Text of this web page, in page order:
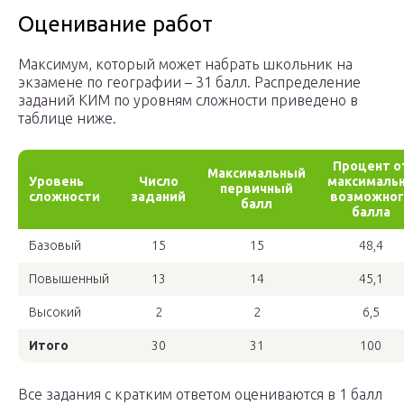
Оценивание работ
Максимум, который может набрать школьник на
экзамене по географии – 31 балл. Распределение
заданий КИМ по уровням сложности приведено в
таблице ниже.
Уровень
сложности
Число
заданий
Максимальный
первичный
балл
Процент
балла
Базовый 15 15 48,4
Повышенный 13 14 45,1
Высокий 2 2 6,5
Итого 30 31 100
Все задания с кратким ответом оцениваются в 1 балл